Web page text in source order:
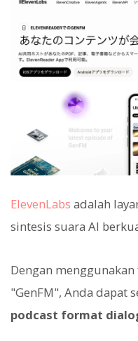
ElevenLabs adalah
sintesis suara AI
Dengan
"GenFM", Anda dapat
podcast format